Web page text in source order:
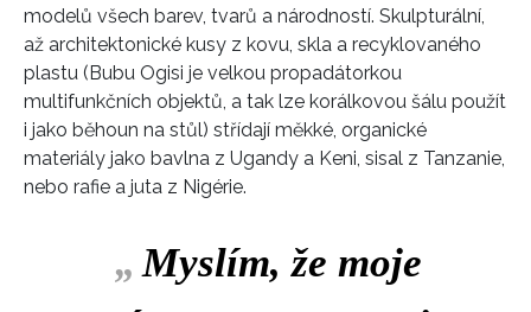
modelů všech barev, tvarů a národností. Skulpturální,
až architektonické kusy z kovu, skla a recyklovaného
plastu (Bubu Ogisi je velkou propadátorkou
multifunkčních objektů, a tak lze korálkovou šálu použít
i jako běhoun na stůl) střídají měkké, organické
materiály jako bavlna z Ugandy a Keni, sisal z Tanzanie,
nebo rafie a juta z Nigérie.
„ Myslím, že moje